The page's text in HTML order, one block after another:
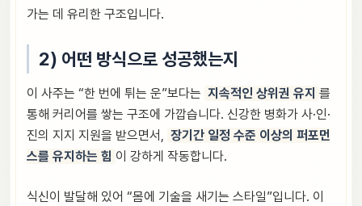
가는 데 유리한 구조입니다.
2) 어떤 방식으로 성공했는지
이 사주는 “한 번에 튀는 운”보다는 지속적인 상위권 유지 를
통해 커리어를 쌓는 구조에 가깝습니다. 신강한 병화가 사·인·
진의 지지 지원을 받으면서, 장기간 일정 수준 이상의 퍼포먼
스를 유지하는 힘 이 강하게 작동합니다.
식신이 발달해 있어 “몸에 기술을 새기는 스타일”입니다. 이